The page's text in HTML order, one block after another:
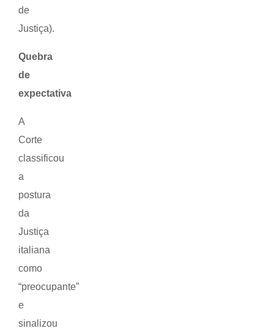
de
Justiça).
Quebra
de
expectativa
A
Corte
classificou
a
postura
da
Justiça
italiana
como
“preocupante”
e
sinalizou